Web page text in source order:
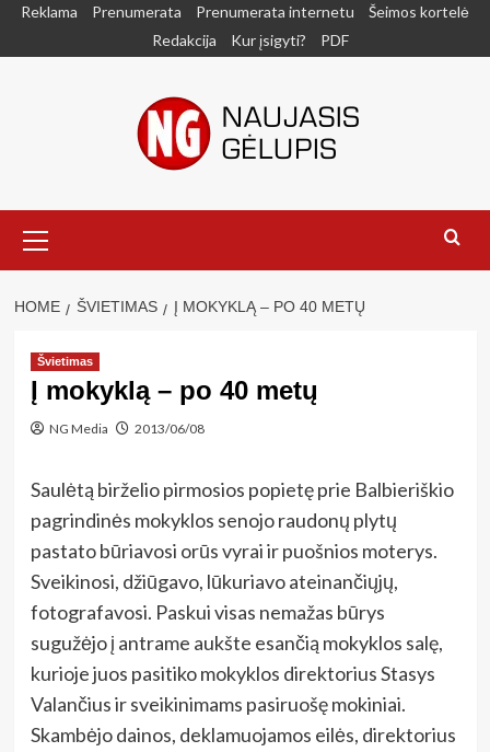
SkipReklama Prenumerata Prenumerata internetu
Šeimos kortelė
Redakcija
Kur įsigyti? PDF
Menu
HOME ŠVIETIMAS Į MOKYKLĄ – PO 40 METŲ
Švietimas
Į mokyklą – po 40 metų
NG Media 2013/06/08
Saulėtą birželio pirmosios popietę prie Balbieriškio
pagrindinės mokyklos senojo raudonų plytų
pastato būriavosi orūs vyrai ir puošnios moterys.
Sveikinosi, džiūgavo, lūkuriavo ateinančiųjų,
fotografavosi. Paskui visas nemažas būrys
sugužėjo į antrame aukšte esančią mokyklos salę,
kurioje juos pasitiko mokyklos direktorius Stasys
Valančius ir sveikinimams pasiruošę mokiniai.
Skambėjo dainos, deklamuojamos eilės, direktorius